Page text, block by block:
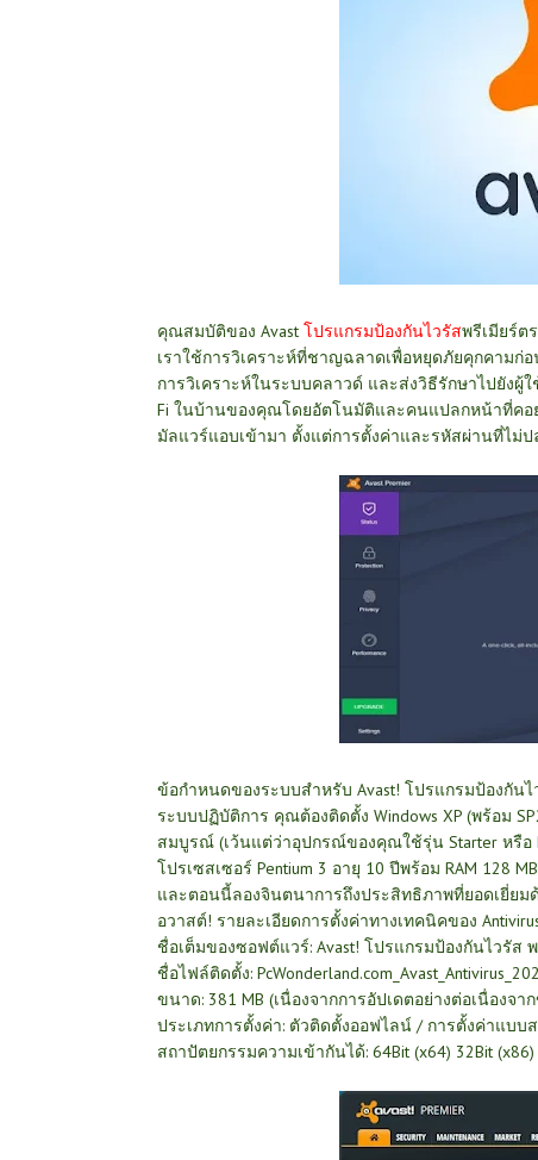
คุณสมบัติของ Avast โปรแกรมป้องกันไวรัสพรีเมียร์ต
เราใช้การวิเคราะห์ที่ชาญฉลาดเพื่อหยุดภัยคุกคามก่
การวิเคราะห์ในระบบคลาวด์ และส่งวิธีรักษาไปยังผู้ใ
Fi ในบ้านของคุณโดยอัตโนมัติและคนแปลกหน้าที่ค
มัลแวร์แอบเข้ามา ตั้งแต่การตั้งค่าและรหัสผ่านที่ไม่
ข้อกำหนดของระบบสำหรับ Avast! โปรแกรมป้องกันไ
ระบบปฏิบัติการ คุณต้องติดตั้ง Windows XP (พร้อม
สมบูรณ์ (เว้นแต่ว่าอุปกรณ์ของคุณใช้รุ่น Starter หรือ
โปรเซสเซอร์ Pentium 3 อายุ 10 ปีพร้อม RAM 128
และตอนนี้ลองจินตนาการถึงประสิทธิภาพที่ยอดเยี่ย
อวาสต์! รายละเอียดการตั้งค่าทางเทคนิคของ
ชื่อเต็มของซอฟต์แวร์: Avast! โปรแกรมป้องกันไวรัส
ชื่อไฟล์ติดตั้ง:
ขนาด: 381 MB (เนื่องจากการอัปเดตอย่างต่อเนื่อง
ประเภทการตั้งค่า: ตัวติดตั้งออฟไลน์ / การตั้งค่าแบ
สถาปัตยกรรมความเข้ากันได้: 64Bit (x64) 32Bit (x86)